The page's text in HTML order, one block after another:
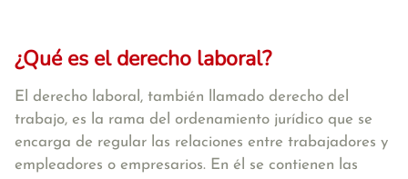
¿Qué es el derecho laboral?
El derecho laboral , también llamado derecho del
trabajo, es la rama del ordenamiento jurídico que se
encarga de regular las relaciones entre trabajadores y
empleadores o empresarios. En él se contienen las